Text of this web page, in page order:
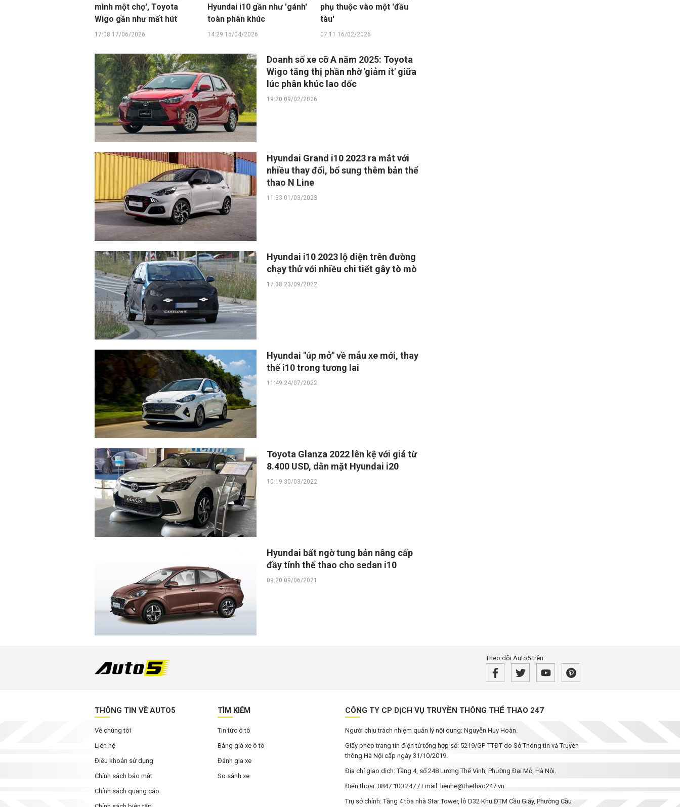
mình một chợ', Toyota
Wigo gần như mất hút
17:08 17/06/2026
Hyundai i10 gần như 'gánh'
toàn phân khúc
14:29 15/04/2026
phụ thuộc vào một 'đầu
tàu'
07:11 16/02/2026
Doanh số xe cỡ A năm 2025: Toyota
Wigo tăng thị phần nhờ 'giảm ít' giữa
lúc phân khúc lao dốc
19:20 09/02/2026
Hyundai Grand i10 2023 ra mắt với
nhiều thay đổi, bổ sung thêm bản thể
thao N Line
11:33 01/03/2023
Hyundai i10 2023 lộ diện trên đường
chạy thử với nhiều chi tiết gây tò mò
17:38 23/09/2022
Hyundai "úp mở" về mẫu xe mới, thay
thế i10 trong tương lai
11:49 24/07/2022
Toyota Glanza 2022 lên kệ với giá từ
8.400 USD, dằn mặt Hyundai i20
10:19 30/03/2022
Hyundai bất ngờ tung bản nâng cấp
đầy tính thể thao cho sedan i10
09:20 09/06/2021
Theo dõi Auto5 trên:
THÔNG TIN VỀ AUTO5
Về chúng tôi
Liên hệ
Điều khoản sử dụng
Chính sách bảo mật
Chính sách quảng cáo
TÌM KIẾM
Tin tức ô tô
Bảng giá xe ô tô
Đánh gia xe
So sánh xe
CÔNG TY CP DỊCH VỤ TRUYỀN THÔNG THỂ THAO 247
Người chịu trách nhiệm quản lý nội dung: Nguyễn Huy Hoàn.
Giấy phép trang tin điện tử tổng hợp số: 5219/GP-TTĐT do Sở Thông tin và Truyền
thông Hà Nội cấp ngày 31/10/2019.
Địa chỉ giao dịch: Tầng 4, số 248 Lương Thế Vinh, Phường Đại Mỗ, Hà Nội.
Điện thoại: 0847 100 247 / Email: lienhe@thethao247.vn
Trụ sở chính: Tầng 4 tòa nhà Star Tower, lô D32 Khu ĐTM Cầu Giấy, Phường Cầu